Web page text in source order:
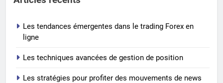
Les tendances émergentes dans le trading Forex en
ligne
Les techniques avancées de gestion de position
Les stratégies pour profiter des mouvements de news